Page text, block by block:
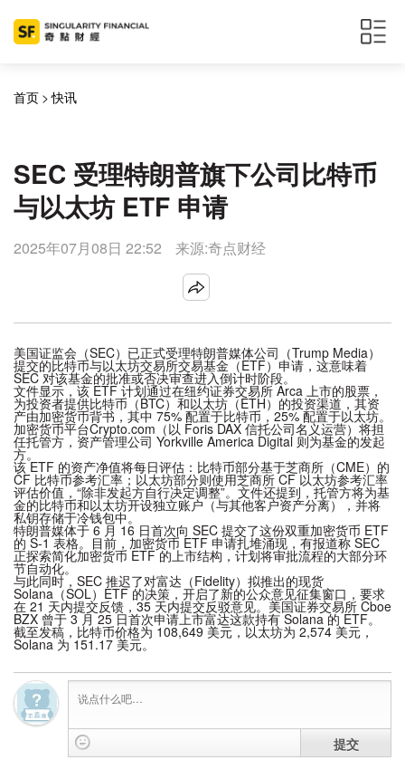
首页 > 快讯
SEC 受理特朗普旗下公司比特币
与以太坊 ETF 申请
2025年07月08日 22:52 来源:奇点财经
美国证监会（SEC）已正式受理特朗普媒体公司（Trump Media）
提交的比特币与以太坊交易所交易基金（ETF）申请，这意味着
SEC 对该基金的批准或否决审查进入倒计时阶段。
文件显示，该 ETF 计划通过在纽约证券交易所 Arca 上市的股票，
为投资者提供比特币（BTC）和以太坊（ETH）的投资渠道，其资
产由加密货币背书，其中 75% 配置于比特币，25% 配置于以太坊。
加密货币平台Crypto.com（以 Foris DAX 信托公司名义运营）将担
任托管方，资产管理公司 Yorkville America Digital 则为基金的发起
方。
该 ETF 的资产净值将每日评估：比特币部分基于芝商所（CME）的
CF 比特币参考汇率；以太坊部分则使用芝商所 CF 以太坊参考汇率
评估价值，“除非发起方自行决定调整”。文件还提到，托管方将为基
金的比特币和以太坊开设独立账户（与其他客户资产分离），并将
私钥存储于冷钱包中。
特朗普媒体于 6 月 16 日首次向 SEC 提交了这份双重加密货币 ETF
的 S-1 表格。目前，加密货币 ETF 申请扎堆涌现，有报道称 SEC
正探索简化加密货币 ETF 的上市结构，计划将审批流程的大部分环
节自动化。
与此同时，SEC 推迟了对富达（Fidelity）拟推出的现货
Solana（SOL）ETF 的决策，开启了新的公众意见征集窗口，要求
在 21 天内提交反馈，35 天内提交反驳意见。美国证券交易所 Cboe
BZX 曾于 3 月 25 日首次申请上市富达这款持有 Solana 的 ETF。
截至发稿，比特币价格为 108,649 美元，以太坊为 2,574 美元，
Solana 为 151.17 美元。
提交